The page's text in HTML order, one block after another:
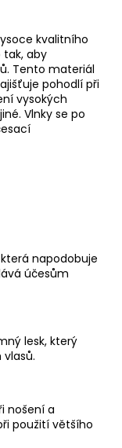
kvalitního
tak, aby
Tento materiál
pohodlí při
vysokých
Vlnky se po
napodobuje
účesům
lesk, který
nošení a
použití většího